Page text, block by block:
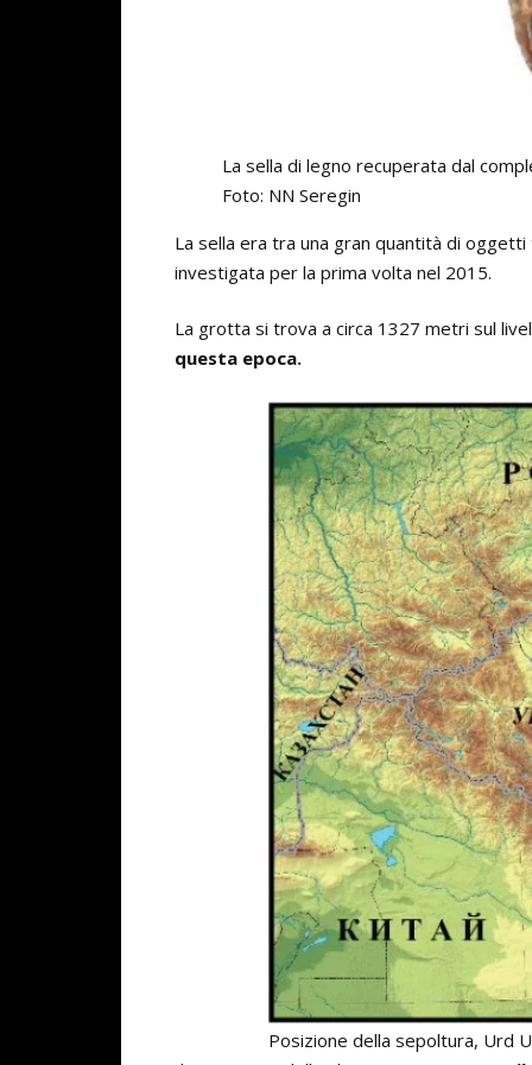
La sella di legno recuperata dal
Foto: NN Seregin
La sella era tra una gran quantità di
investigata per la prima volta nel 2015.
La grotta si trova a circa 1327 metri sul
questa epoca.
Posizione della sepoltura, Urd